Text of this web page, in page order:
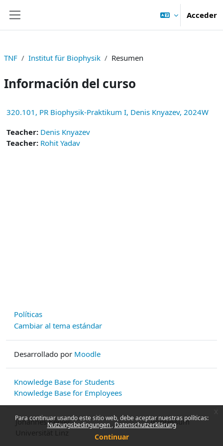
Para continuar usando este sitio web, debe aceptar nuestras políticas:
Nutzungsbedingungen Datenschutzerklärung
Continuar
Acceder
TNF Institut für Biophysik Resumen
Información del curso
320.101, PR Biophysik-Praktikum I, Denis Knyazev, 2024W
Teacher: Denis Knyazev
Teacher: Rohit Yadav
Políticas
Cambiar al tema estándar
Desarrollado por Moodle
Knowledge Base for Students
Knowledge Base for Employees
Johannes Kepler
Impressum